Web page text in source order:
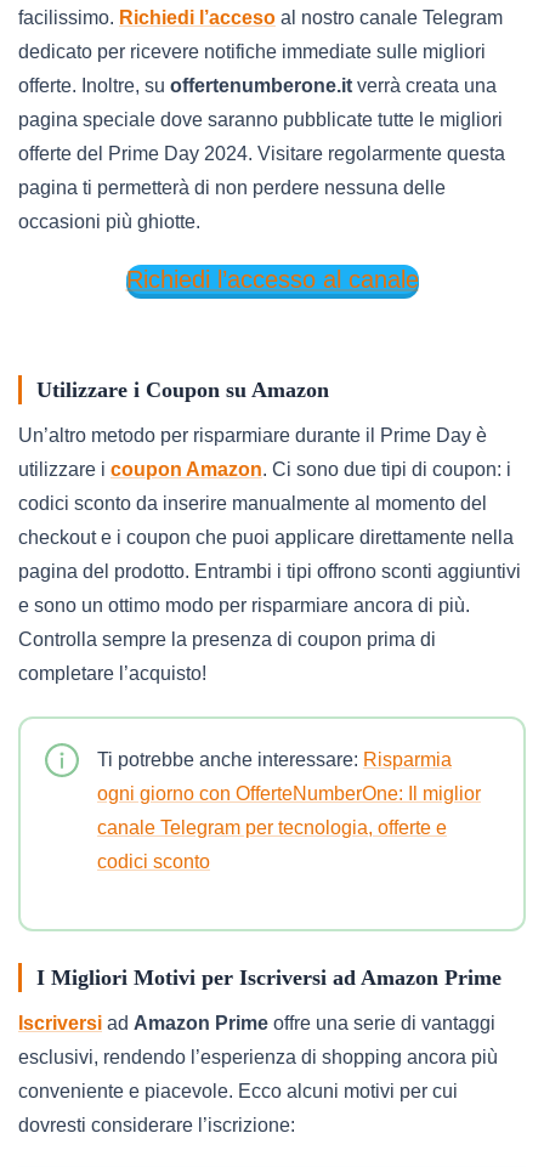
facilissimo. Richiedi l’acceso al nostro canale Telegram
dedicato per ricevere notifiche immediate sulle migliori
offerte. Inoltre, su offertenumberone.it verrà creata una
pagina speciale dove saranno pubblicate tutte le migliori
offerte del Prime Day 2024. Visitare regolarmente questa
pagina ti permetterà di non perdere nessuna delle
occasioni più ghiotte.
Richiedi l’accesso al canale
Utilizzare i Coupon su Amazon
Un’altro metodo per risparmiare durante il Prime Day è
utilizzare i coupon Amazon. Ci sono due tipi di coupon: i
codici sconto da inserire manualmente al momento del
checkout e i coupon che puoi applicare direttamente nella
pagina del prodotto. Entrambi i tipi offrono sconti aggiuntivi
e sono un ottimo modo per risparmiare ancora di più.
Controlla sempre la presenza di coupon prima di
completare l’acquisto!
Ti potrebbe anche interessare: Risparmia
ogni giorno con OfferteNumberOne: Il miglior
canale Telegram per tecnologia, offerte e
codici sconto
I Migliori Motivi per Iscriversi ad Amazon Prime
Iscriversi ad Amazon Prime offre una serie di vantaggi
esclusivi, rendendo l’esperienza di shopping ancora più
conveniente e piacevole. Ecco alcuni motivi per cui
dovresti considerare l’iscrizione: